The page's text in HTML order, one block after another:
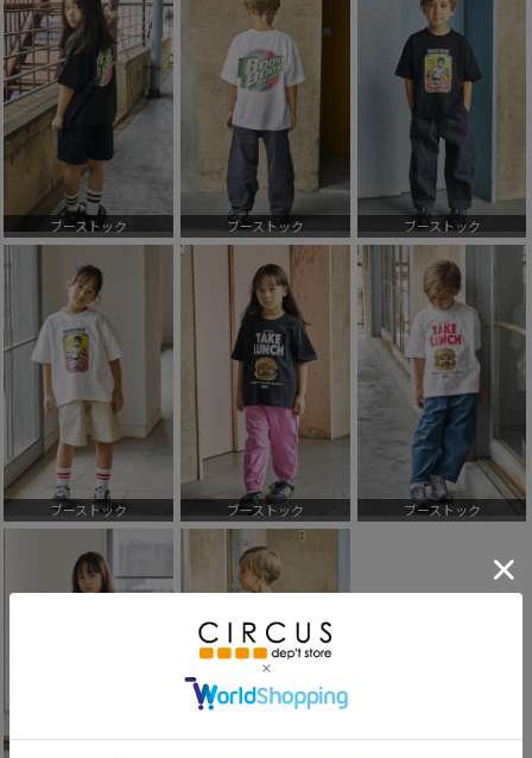
ブーストック ブーストック ブーストック
ブーストック ブーストック ブーストック